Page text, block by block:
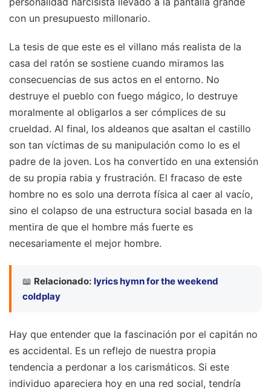
con un presupuesto millonario.
La tesis de que este es el villano más realista de la
casa del ratón se sostiene cuando miramos las
consecuencias de sus actos en el entorno. No
destruye el pueblo con fuego mágico, lo destruye
moralmente al obligarlos a ser cómplices de su
crueldad. Al final, los aldeanos que asaltan el castillo
son tan víctimas de su manipulación como lo es el
padre de la joven. Los ha convertido en una extensión
de su propia rabia y frustración. El fracaso de este
hombre no es solo una derrota física al caer al vacío,
sino el colapso de una estructura social basada en la
mentira de que el hombre más fuerte es
necesariamente el mejor hombre.
📖 Relacionado: lyrics hymn for the weekend
coldplay
Hay que entender que la fascinación por el capitán no
es accidental. Es un reflejo de nuestra propia
tendencia a perdonar a los carismáticos. Si este
individuo apareciera hoy en una red social, tendría